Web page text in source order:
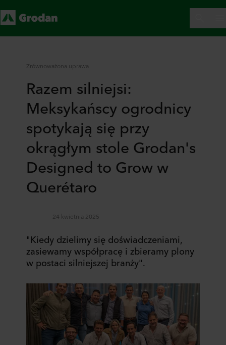
Zrównoważona uprawa
Razem silniejsi:
Meksykańscy ogrodnicy
spotykają się przy
okrągłym stole Grodan's
Designed to Grow w
Querétaro
24 kwietnia 2025
"Kiedy dzielimy się doświadczeniami,
zasiewamy współpracę i zbieramy plony
w postaci silniejszej branży".